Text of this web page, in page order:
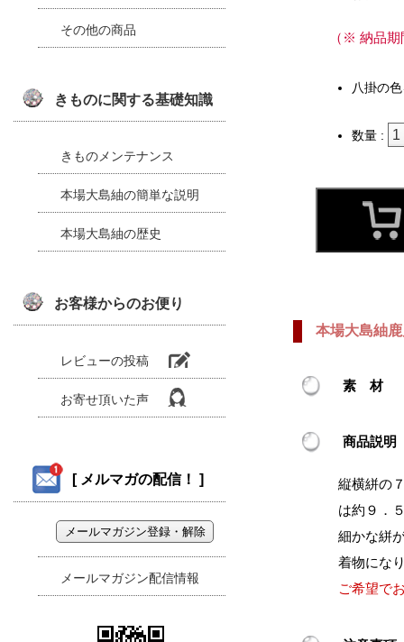
その他の商品
きものに関する基礎知識
きものメンテナンス
本場大島紬の簡単な説明
本場大島紬の歴史
お客様からのお便り
レビューの投稿
お寄せ頂いた声
[ メルマガの配信！ ]
メールマガジン配信情報
（※ 納品
八掛の
数量 :
本場大島紬
素 材
商品説明
縦横絣の
は約９．
細かな絣
着物にな
ご希望で